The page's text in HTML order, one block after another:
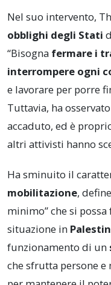
Nel suo intervento,
obblighi degli Stati
“Bisogna fermare i
interrompere ogni
e lavorare per porre
Tuttavia, ha
accaduto, ed è
altri attivisti hanno
Ha sminuito il
mobilitazione,
minimo” che si
situazione in
funzionamento di un
che sfrutta persone